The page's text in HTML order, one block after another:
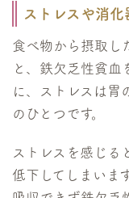
ストレスや消
食べ物から摂取し
と、鉄欠乏性貧血
に、ストレスは胃
のひとつです。
ストレスを感じる
低下してしまいま